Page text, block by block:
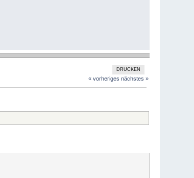
DRUCKEN
« vorheriges nächstes »